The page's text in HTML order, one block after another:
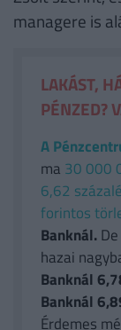
managere is
LAKÁST,
PÉNZED?
A
ma 30 000
6,62
forintos
Banknál.De
hazai
Banknál
Banknál
Érdemes